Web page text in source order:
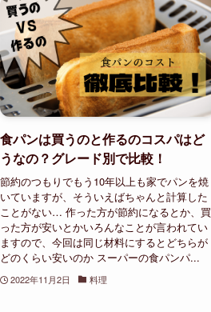
食パンは買うのと作るのコスパはど
うなの？グレード別で比較！
節約のつもりでもう10年以上も家でパンを焼
いていますが、そういえばちゃんと計算した
ことがない… 作った方が節約になるとか、買
った方が安いとかいろんなことが言われてい
ますので、今回は同じ材料にするとどちらが
どのくらい安いのか スーパーの食パンパ...
2022年11月2日 料理